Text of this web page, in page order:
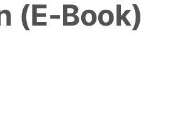
(E-Book)